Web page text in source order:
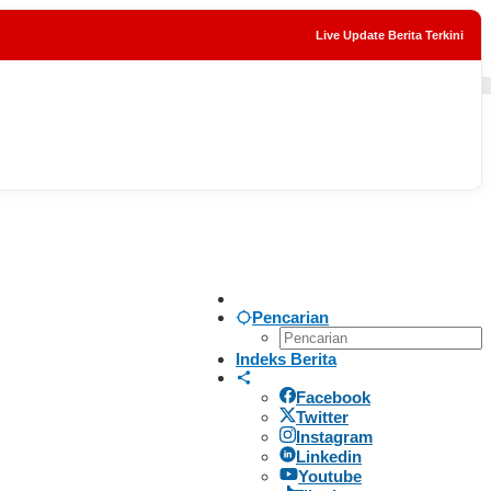
Live Update Berita Terkini
Pencarian
Indeks Berita
Facebook
Twitter
Instagram
Linkedin
Youtube